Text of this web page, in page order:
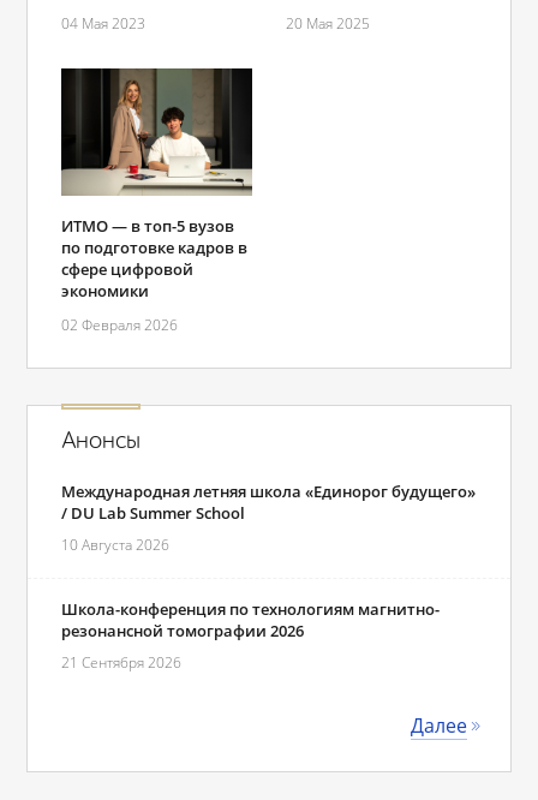
04 Мая 2023 20 Мая 2025
ИТМО — в топ-5 вузов
по подготовке кадров в
сфере цифровой
экономики
02 Февраля 2026
Анонсы
Международная летняя школа «Единорог будущего»
/ DU Lab Summer School
10 Августа 2026
Школа-конференция по технологиям магнитно-
резонансной томографии 2026
21 Сентября 2026
Далее